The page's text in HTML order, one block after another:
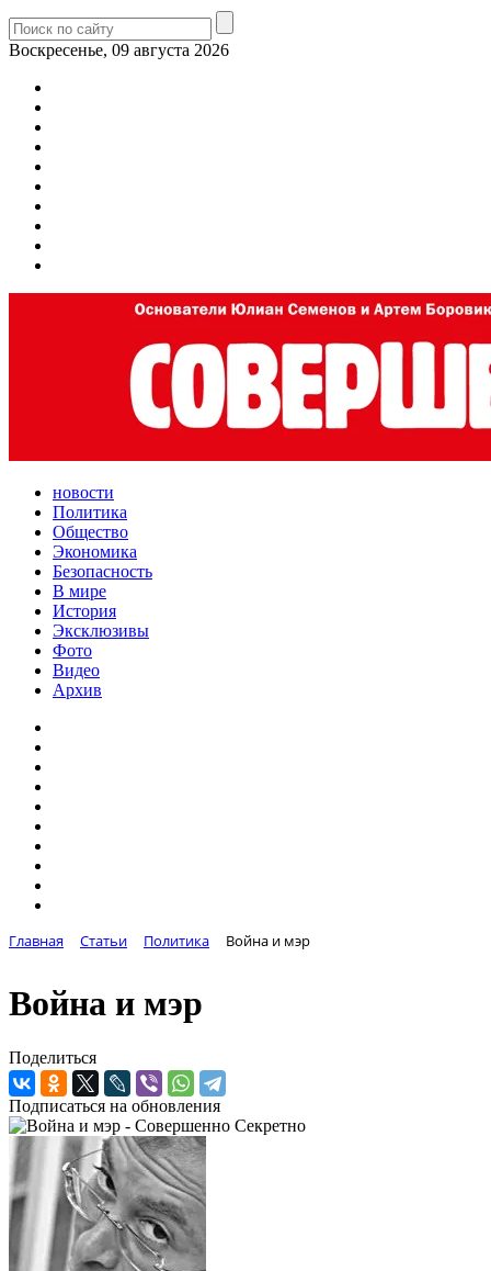
Воскресенье, 09 августа 2026
новости
Политика
Общество
Экономика
Безопасность
В мире
История
Эксклюзивы
Фото
Видео
Архив
Главная Статьи Политика Война и мэр
Война и мэр
Поделиться
Подписаться на обновления